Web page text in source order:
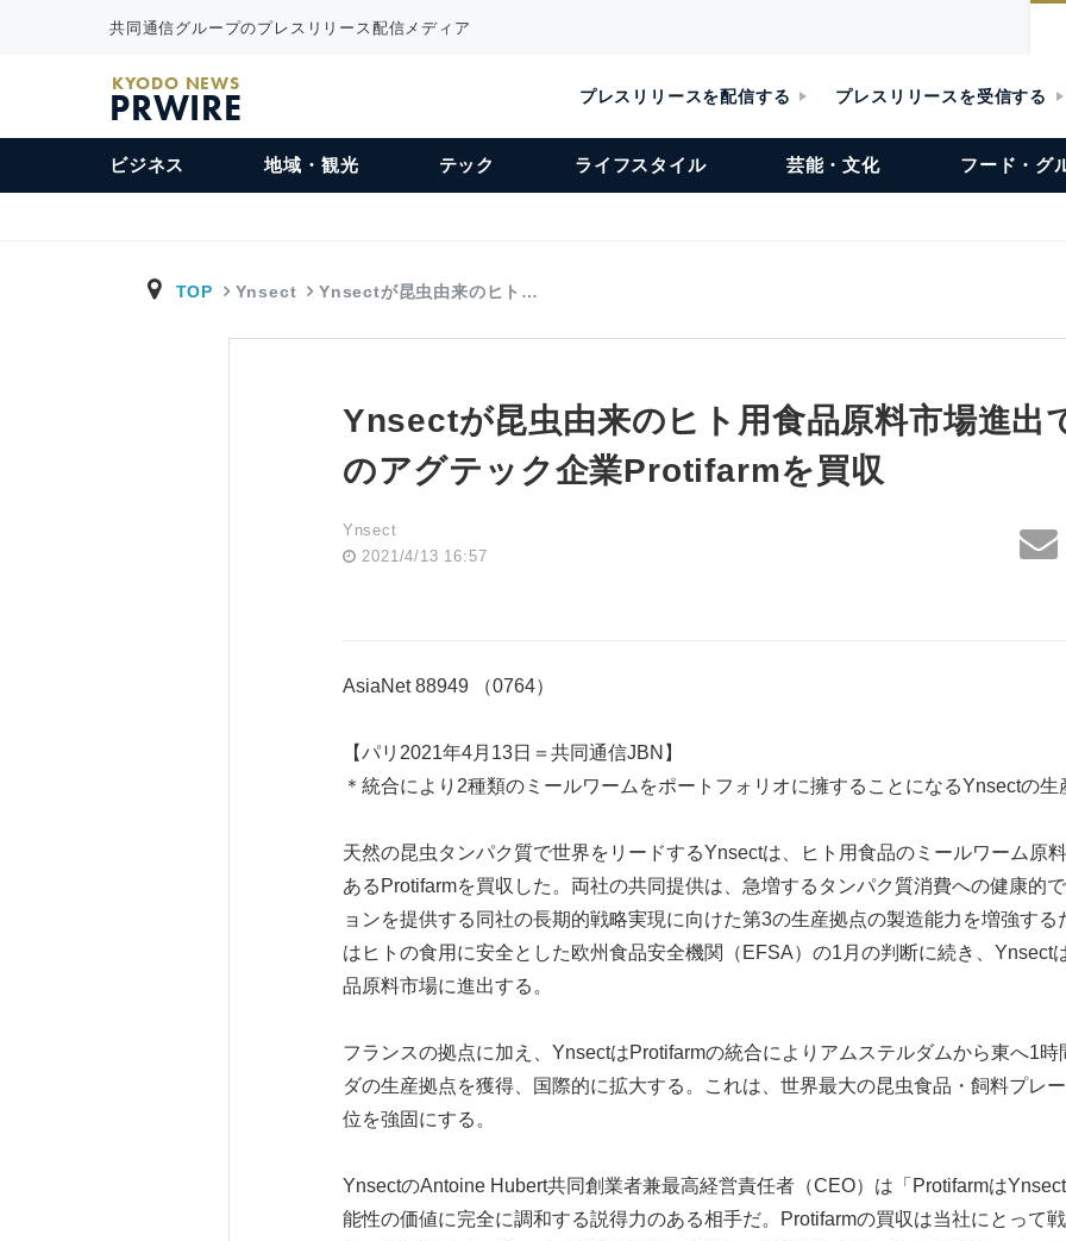
共同通信グループのプレスリリース配信メディア
KYODO NEWS
PRWIRE プレスリリースを配信する プレスリリースを受信する
ビジネス 地域・観光 テック ライフスタイル 芸能・文化 フード・グ
TOP Ynsect Ynsectが昆虫由来のヒト…
Ynsectが昆虫由来のヒト用食品原料市場進出
のアグテック企業Protifarmを買収
Ynsect
2021/4/13 16:57
AsiaNet 88949 （0764）
【パリ2021年4月13日＝共同通信JBN】
＊統合により2種類のミールワームをポートフォリオに擁することになるYnsectの生
天然の昆虫タンパク質で世界をリードするYnsectは、ヒト用食品のミールワーム原
あるProtifarmを買収した。両社の共同提供は、急増するタンパク質消費への健康的
ョンを提供する同社の長期的戦略実現に向けた第3の生産拠点の製造能力を増強する
はヒトの食用に安全とした欧州食品安全機関（EFSA）の1月の判断に続き、Ynsect
品原料市場に進出する。
フランスの拠点に加え、YnsectはProtifarmの統合によりアムステルダムから東へ1時
ダの生産拠点を獲得、国際的に拡大する。これは、世界最大の昆虫食品・飼料プレ
位を強固にする。
YnsectのAntoine Hubert共同創業者兼最高経営責任者（CEO）は「Protifarmは
能性の価値に完全に調和する説得力のある相手だ。Protifarmの買収は当社にとって